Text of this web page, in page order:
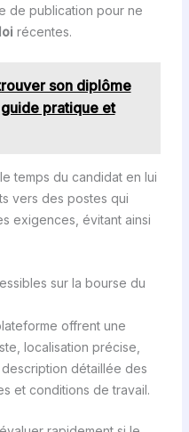
de publication pour ne
récentes.
son diplôme
pratique et
temps du candidat en lui
vers des postes qui
exigences, évitant ainsi
sur la bourse du
offrent une
localisation précise,
détaillée des
et conditions de travail.